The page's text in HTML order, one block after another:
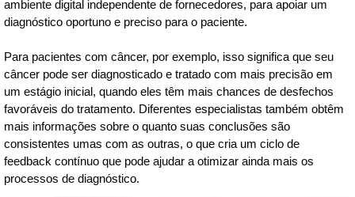
ambiente digital independente de fornecedores, para apoiar um
diagnóstico oportuno e preciso para o paciente.
Para pacientes com câncer, por exemplo, isso significa que seu
câncer pode ser diagnosticado e tratado com mais precisão em
um estágio inicial, quando eles têm mais chances de desfechos
favoráveis do tratamento. Diferentes especialistas também obtêm
mais informações sobre o quanto suas conclusões são
consistentes umas com as outras, o que cria um ciclo de
feedback contínuo que pode ajudar a otimizar ainda mais os
processos de diagnóstico.